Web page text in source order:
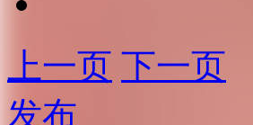
上一页 下一页
发布